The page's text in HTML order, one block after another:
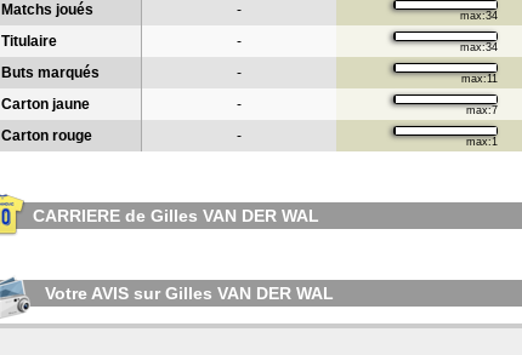
Matchs joués - max:34
Titulaire - max:34
Buts marqués - max:11
Carton jaune - max:7
Carton rouge - max:1
CARRIERE de Gilles VAN DER WAL
Votre AVIS sur Gilles VAN DER WAL